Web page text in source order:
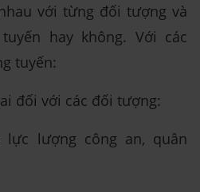
với từng đối tượng và
hay không. Với các
tuyến:
đối với các đối tượng:
lực lượng công an, quân